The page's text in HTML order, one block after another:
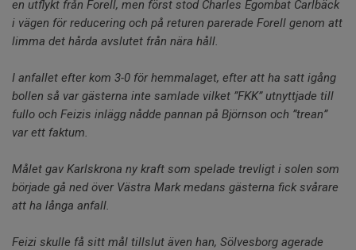
en utflykt från Forell, men först stod Charles Egombat Carlbäck
i vägen för reducering och på returen parerade Forell genom att
limma det hårda avslutet från nära håll.
I anfallet efter kom 3-0 för hemmalaget, efter att ha satt igång
bollen så var gästerna inte samlade vilket ”FKK” utnyttjade till
fullo och Feizis inlägg nådde pannan på Björnson och ”trean”
var ett faktum.
Målet gav Karlskrona ny kraft som spelade trevligt i solen som
började gå ned över Västra Mark medans gästerna fick svårare
att ha långa anfall.
Feizi skulle få sitt mål tillslut även han, Sölvesborg agerade